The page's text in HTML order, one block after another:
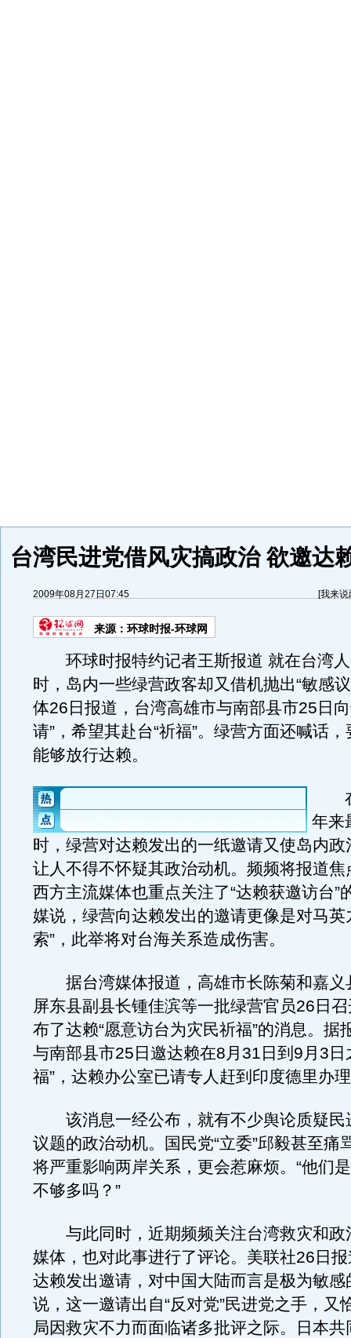
台湾民进党借风灾搞政治 欲邀达
2009年08月27日07:45 [我来说
来源： 环球时报-环球网
环球时报特约记者王斯报道 就在台湾人
时，岛内一些绿营政客却又借机抛出“敏感
体26日报道，台湾高雄市与南部县市25日
请”，希望其赴台“祈福”。绿营方面还喊话
能够放行达赖。
在
年来
时，绿营对达赖发出的一纸邀请又使岛内政
让人不得不怀疑其政治动机。频频将报道焦
西方主流媒体也重点关注了“达赖获邀访台”
媒说，绿营向达赖发出的邀请更像是对马英
索”，此举将对台海关系造成伤害。
据台湾媒体报道，高雄市长陈菊和嘉义
屏东县副县长锺佳滨等一批绿营官员26日
布了达赖“愿意访台为灾民祈福”的消息。据
与南部县市25日邀达赖在8月31日到9月3日
福”，达赖办公室已请专人赶到印度德里办
该消息一经公布，就有不少舆论质疑民
议题的政治动机。国民党“立委”邱毅甚至痛
将严重影响两岸关系，更会惹麻烦。“他们
不够多吗？”
与此同时，近期频频关注台湾救灾和政
媒体，也对此事进行了评论。美联社26日
达赖发出邀请，对中国大陆而言是极为敏感
说，这一邀请出自“反对党”民进党之手，又
局因救灾不力而面临诸多批评之际。日本